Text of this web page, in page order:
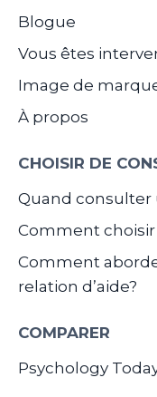
Blogue
Vous êtes
Image de
À propos
CHOISIR DE
Quand consulter
Comment
Comment
relation d’aide?
COMPARER
Psychology